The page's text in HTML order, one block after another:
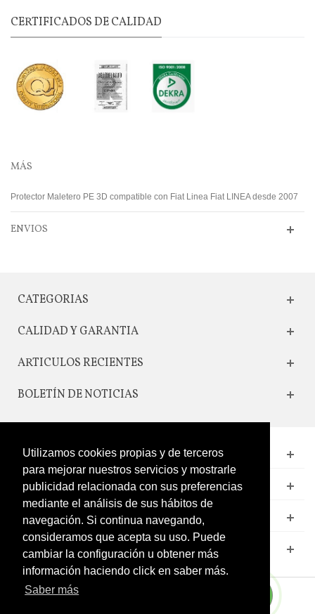
Utilizamos cookies propias y de terceros
para mejorar nuestros servicios y mostrarle
publicidad relacionada con sus preferencias
mediante el análisis de sus hábitos de
navegación. Si continua navegando,
consideramos que acepta su uso. Puede
cambiar la configuración u obtener más
información haciendo click en saber más.
Saber más
CERTIFICADOS DE CALIDAD
MÁS
Protector Maletero PE 3D compatible con Fiat Linea Fiat LINEA desde 2007
ENVIOS
CATEGORIAS
CALIDAD Y GARANTIA
ARTICULOS RECIENTES
BOLETÍN DE NOTICIAS
CONTACTO
LEGAL
CATÁLOGO
MI CUENTA